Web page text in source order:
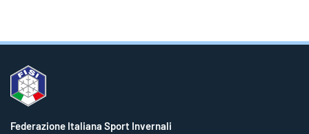
Federazione Italiana Sport Invernali